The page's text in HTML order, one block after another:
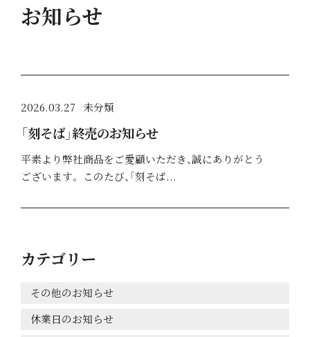
お知らせ
2026.03.27 未分類
「刻そば」終売のお知らせ
平素より弊社商品をご愛顧いただき、誠にありがとう
ございます。 このたび、「刻そば...
カテゴリー
その他のお知らせ
休業日のお知らせ